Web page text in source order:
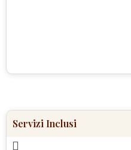
Servizi Inclusi